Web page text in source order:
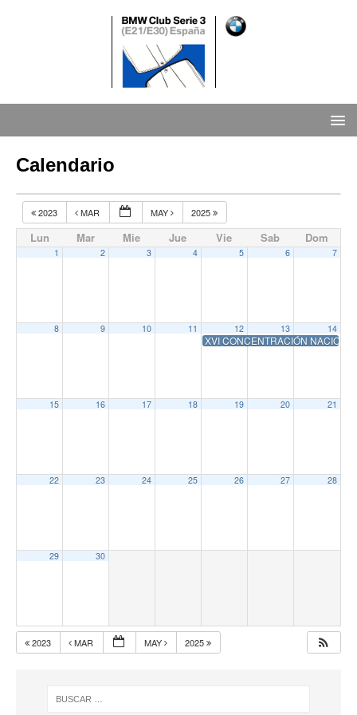
Calendario
2023 MAR MAY 2025
Lun Mar Mie Jue Vie Sab Dom
1 2 3 4 5 6 7
8 9 10 11 12
XVI CONCENTRACIÓN
13 14
15 16 17 18 19 20 21
22 23 24 25 26 27 28
29 30
2023 MAR MAY 2025